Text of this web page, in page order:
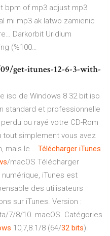
bpm of mp3 adjust mp3
mi mp3 ak latwo zamienic
Darkorbit Uridium
(%100…
get-itunes-12-6-3-with-
iso de Windows 8 32 bit iso
standard et professionnelle
ou rayé votre CD-Rom
tout simplement vous avez
mais le... Télécharger iTunes
/macOS Télécharger
iTunes est
des utilisateurs
sur iTunes. Version :
7/8/10. macOS. Catégories
10,7,8.1/8 (64/32 bits).